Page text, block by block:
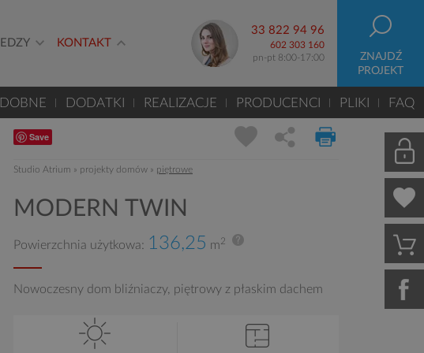
KONTAKT
33 822 94 96
602 303 160
pn-pt 8:00-17:00
ZNAJDŹ
PROJEKT
Save
Studio Atrium » projekty domów » piętrowe
MODERN TWIN
Powierzchnia użytkowa: 136,25 m2
Nowoczesny dom bliźniaczy, piętrowy z płaskim dachem
DODATKI REALIZACJE PRODUCENCI PLIKI FAQ